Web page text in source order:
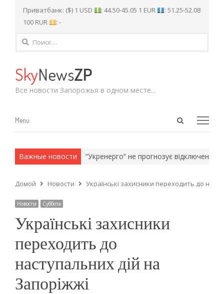
Приватбанк: ($) 1 USD : 44.50-45.05 1 EUR
: 51.25-52.08
100 RUR
: -
Найти:
SkyNewsZP
Все новости Запорожья в одном месте...
Open
Menu
Menu
Важные новости
армейские методы. “Укренерго” не прогнозує відключень
Домой Новости Українські захисники переходить до
Новости Суббота
Українські захисники
переходить до
наступальних дій на
Запоріжжі